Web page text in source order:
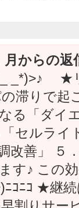
からの返
_*)>♪ ★
滞りで起
る「ダイ
セルライ
改善」 ５
す♪ この
ﾆｺﾆｺ ★継